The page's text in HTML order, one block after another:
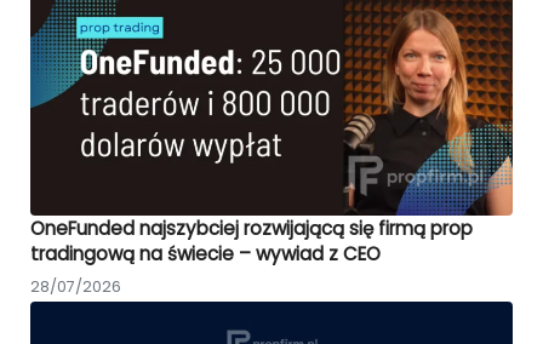
OneFunded najszybciej rozwijającą się firmą prop
tradingową na świecie – wywiad z CEO
28/07/2026